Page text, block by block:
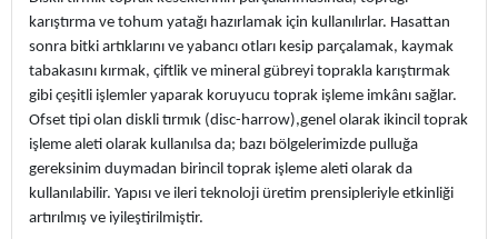
karıştırma ve tohum yatağı hazırlamak için kullanılırlar. Hasattan
sonra bitki artıklarını ve yabancı otları kesip parçalamak, kaymak
tabakasını kırmak, çiftlik ve mineral gübreyi toprakla karıştırmak
gibi çeşitli işlemler yaparak koruyucu toprak işleme imkânı sağlar.
Ofset tipi olan diskli tırmık (disc-harrow),genel olarak ikincil toprak
işleme aleti olarak kullanılsa da; bazı bölgelerimizde pulluğa
gereksinim duymadan birincil toprak işleme aleti olarak da
kullanılabilir. Yapısı ve ileri teknoloji üretim prensipleriyle etkinliği
artırılmış ve iyileştirilmiştir.